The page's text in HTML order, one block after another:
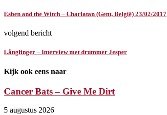
Esben and the Witch – Charlatan (Gent, België) 23/02/2017
volgend bericht
Långfinger – Interview met drummer Jesper
Kijk ook eens naar
Cancer Bats – Give Me Dirt
5 augustus 2026